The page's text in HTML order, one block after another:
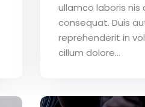
ullamco laboris
consequat. Duis
reprehenderit in
cillum dolore...